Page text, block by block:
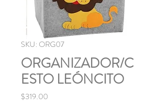
SKU: ORG07
ORGANIZADOR/C
ESTO LEÓNCITO
$319.00